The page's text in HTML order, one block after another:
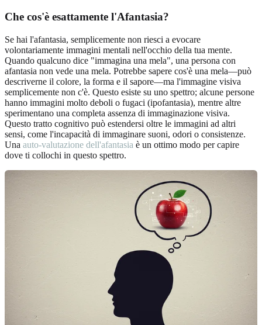
Che cos'è esattamente l'Afantasia?
Se hai l'afantasia, semplicemente non riesci a evocare
volontariamente immagini mentali nell'occhio della tua mente.
Quando qualcuno dice "immagina una mela", una persona con
afantasia non vede una mela. Potrebbe sapere cos'è una mela—può
descriverne il colore, la forma e il sapore—ma l'immagine visiva
semplicemente non c'è. Questo esiste su uno spettro; alcune persone
hanno immagini molto deboli o fugaci (ipofantasia), mentre altre
sperimentano una completa assenza di immaginazione visiva.
Questo tratto cognitivo può estendersi oltre le immagini ad altri
sensi, come l'incapacità di immaginare suoni, odori o consistenze.
Una auto-valutazione dell'afantasia è un ottimo modo per capire
dove ti collochi in questo spettro.